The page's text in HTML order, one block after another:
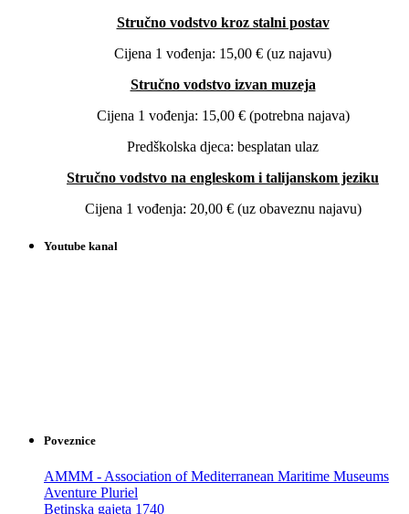
Stručno vodstvo kroz stalni postav
Cijena 1 vođenja: 15,00 € (uz najavu)
Stručno vodstvo izvan muzeja
Cijena 1 vođenja: 15,00 € (potrebna najava)
Predškolska djeca: besplatan ulaz
Stručno vodstvo na engleskom i talijanskom jeziku
Cijena 1 vođenja: 20,00 € (uz obaveznu najavu)
Youtube kanal
Poveznice
AMMM - Association of Mediterranean Maritime Museums
Aventure Pluriel
Betinska gajeta 1740